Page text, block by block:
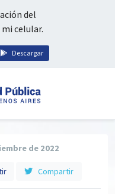
del
celular.
Descargar
de 2022
Compartir